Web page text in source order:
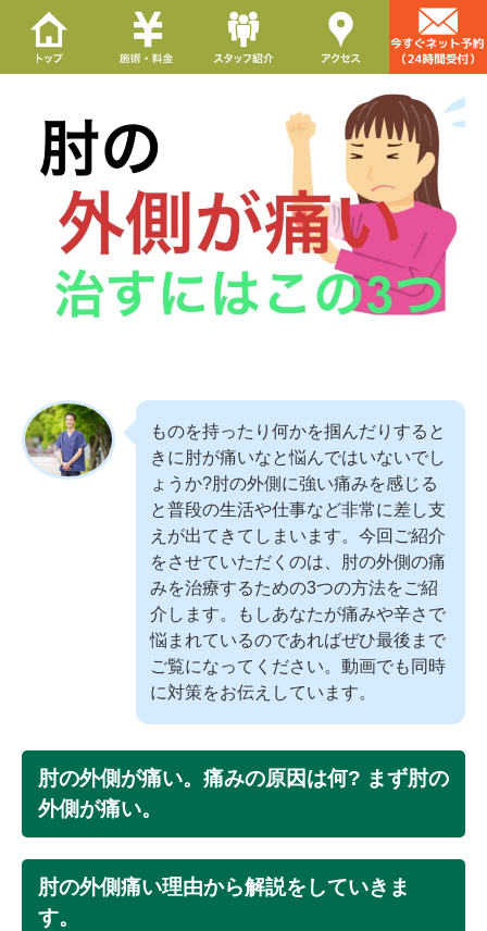
ものを持ったり何かを掴んだりすると
きに肘が痛いなと悩んではいないでし
ょうか?肘の外側に強い痛みを感じる
と普段の生活や仕事など非常に差し支
えが出てきてしまいます。今回ご紹介
をさせていただくのは、肘の外側の痛
みを治療するための3つの方法をご紹
介します。もしあなたが痛みや辛さで
悩まれているのであればぜひ最後まで
ご覧になってください。動画でも同時
に対策をお伝えしています。
肘の外側が痛い。痛みの原因は何? まず肘の
外側が痛い。
肘の外側痛い理由から解説をしていきま
す。